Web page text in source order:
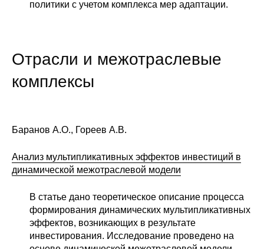
политики с учетом комплекса мер адаптации.
Отрасли и межотраслевые
комплексы
Баранов А.О., Гореев А.В.
Анализ мультипликативных эффектов инвестиций в
динамической межотраслевой модели
В статье дано теоретическое описание процесса
формирования динамических мультипликативных
эффектов, возникающих в результате
инвестирования. Исследование проведено на